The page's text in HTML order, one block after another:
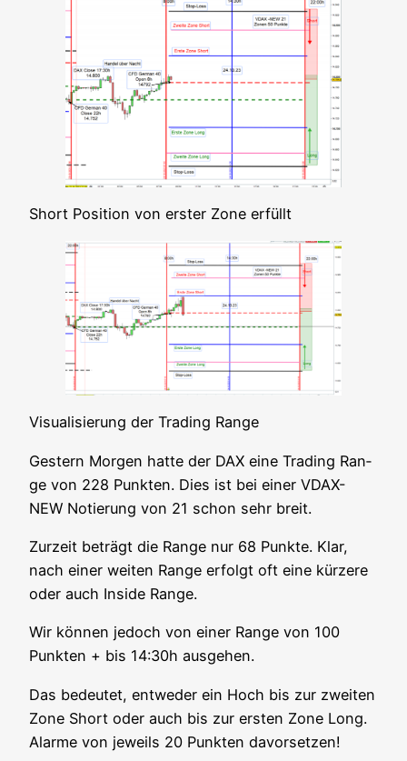
Short Posi­ti­on von ers­ter Zone erfüllt
Visua­li­sie­rung der Tra­ding Range
Ges­tern Mor­gen hat­te der DAX eine Tra­ding Ran­
ge von 228 Punk­ten. Dies ist bei einer VDAX-
NEW Notie­rung von 21 schon sehr breit.
Zur­zeit beträgt die Ran­ge nur 68 Punk­te. Klar,
nach einer wei­ten Ran­ge erfolgt oft eine kür­ze­re
oder auch Insi­de Range.
Wir kön­nen jedoch von einer Ran­ge von 100
Punk­ten + bis 14:30h ausgehen.
Das bedeu­tet, ent­we­der ein Hoch bis zur zwei­ten
Zone Short oder auch bis zur ers­ten Zone Long.
Alar­me von jeweils 20 Punk­ten davorsetzen!